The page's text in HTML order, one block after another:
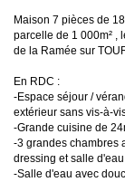
Maison 7 pièces de
parcelle de 1 000m² ,
de la Ramée sur
En RDC :
-Espace séjour /
extérieur sans vis-à-
-Grande cuisine de
-3 grandes chambres
dressing et salle
-Salle d'eau avec